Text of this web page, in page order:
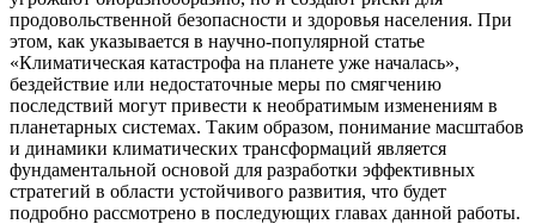
продовольственной безопасности и здоровья населения. При
этом, как указывается в научно-популярной статье
«Климатическая катастрофа на планете уже началась»,
бездействие или недостаточные меры по смягчению
последствий могут привести к необратимым изменениям в
планетарных системах. Таким образом, понимание масштабов
и динамики климатических трансформаций является
фундаментальной основой для разработки эффективных
стратегий в области устойчивого развития, что будет
подробно рассмотрено в последующих главах данной работы.